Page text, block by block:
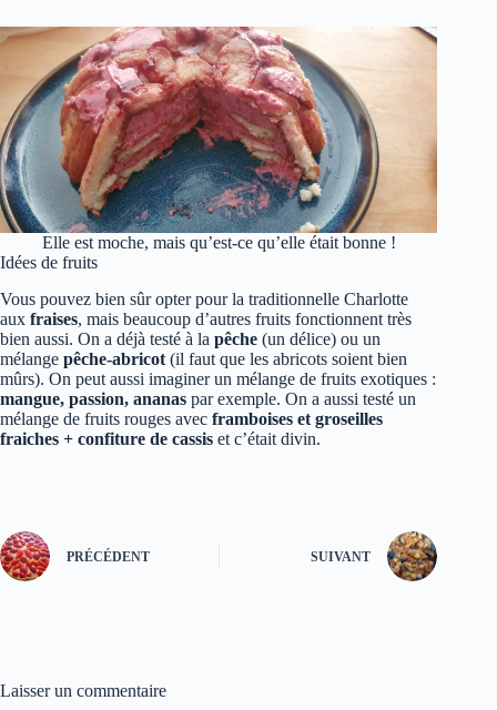
Elle est moche, mais qu’est-ce qu’elle était bonne !
Idées de fruits
Vous pouvez bien sûr opter pour la traditionnelle Charlotte
aux fraises, mais beaucoup d’autres fruits fonctionnent très
bien aussi. On a déjà testé à la pêche (un délice) ou un
mélange pêche-abricot (il faut que les abricots soient bien
mûrs). On peut aussi imaginer un mélange de fruits exotiques :
mangue, passion, ananas par exemple. On a aussi testé un
mélange de fruits rouges avec framboises et groseilles
fraiches + confiture de cassis et c’était divin.
PRÉCÉDENT SUIVANT
Laisser un commentaire